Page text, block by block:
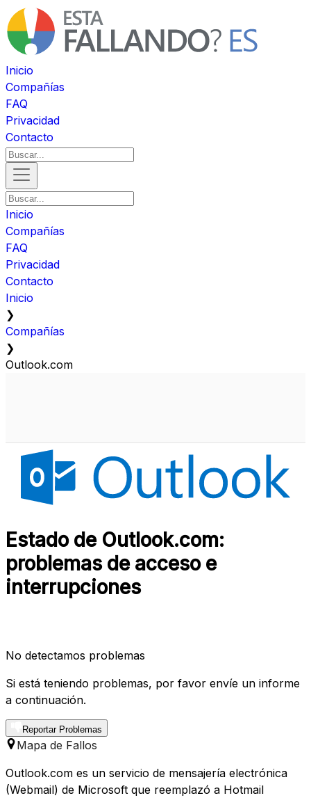
Inicio
Compañías
FAQ
Privacidad
Contacto
Inicio
Compañías
FAQ
Privacidad
Contacto
Inicio
❯
Compañías
❯
Outlook.com
Estado de Outlook.com:
problemas de acceso e
interrupciones
No detectamos problemas
Si está teniendo problemas, por favor envíe un informe
a continuación.
Reportar Problemas
Mapa de Fallos
Outlook.com es un servicio de mensajería electrónica
(Webmail) de Microsoft que reemplazó a Hotmail